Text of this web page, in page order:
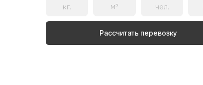
Рассчитать перевозку